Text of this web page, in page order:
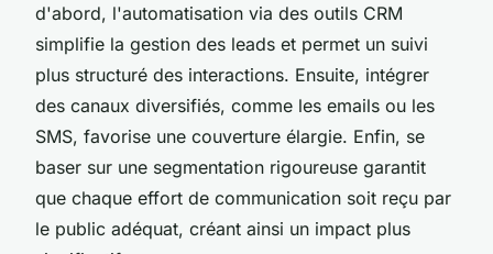
d'abord, l'automatisation via des outils CRM
simplifie la gestion des leads et permet un suivi
plus structuré des interactions. Ensuite, intégrer
des canaux diversifiés, comme les emails ou les
SMS, favorise une couverture élargie. Enfin, se
baser sur une segmentation rigoureuse garantit
que chaque effort de communication soit reçu par
le public adéquat, créant ainsi un impact plus